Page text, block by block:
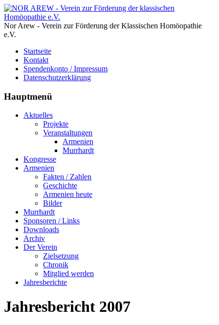
Nor Arew - Verein zur Förderung der Klassischen Homöopathie
e.V.
Startseite
Kontakt
Spendenkonto / Impressum
Datenschutzerklärung
Hauptmenü
Aktuelles
Projekte
Veranstaltungen
Armenien
Murrhardt
Kongresse
Armenien
Fakten / Zahlen
Geschichte
Armenien heute
Bilder
Murrhardt
Sponsoren / Links
Downloads
Archiv
Der Verein
Zielsetzung
Chronik
Mitglied werden
Jahresberichte
Jahresbericht 2007